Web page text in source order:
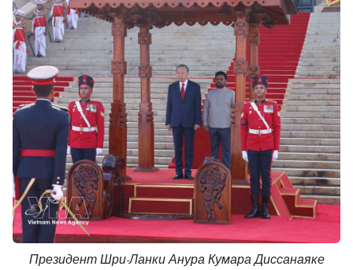
Президент Шри-Ланки Анура Кумара Диссанаяке